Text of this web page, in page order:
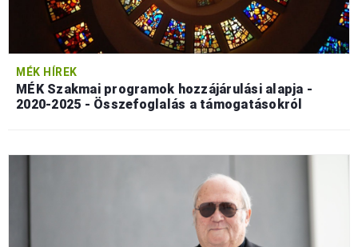
MÉK HÍREK
MÉK Szakmai programok hozzájárulási alapja -
2020-2025 - Összefoglalás a támogatásokról